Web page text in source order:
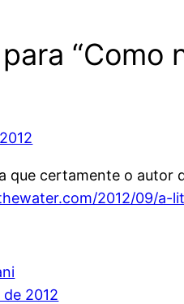
“Como
que certamente o autor
2012/09/a-
2012